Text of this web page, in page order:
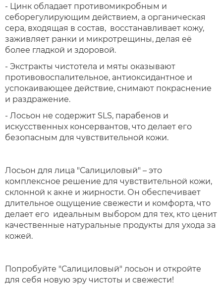
- Цинк обладает противомикробным и
себорегулирующим действием, а органическая
сера, входящая в состав, восстанавливает кожу,
заживляет ранки и микротрещины, делая её
более гладкой и здоровой.
- Экстракты чистотела и мяты оказывают
противовоспалительное, антиоксидантное и
успокаивающее действие, снимают покраснение
и раздражение.
- Лосьон не содержит SLS, парабенов и
искусственных консервантов, что делает его
безопасным для чувствительной кожи.
Лосьон для лица "Салициловый" – это
комплексное решение для чувствительной кожи,
склонной к акне и жирности. Он обеспечивает
длительное ощущение свежести и комфорта, что
делает его идеальным выбором для тех, кто ценит
качественные натуральные продукты для ухода за
кожей.
Попробуйте "Салициловый" лосьон и откройте
для себя новую эру чистоты и свежести!